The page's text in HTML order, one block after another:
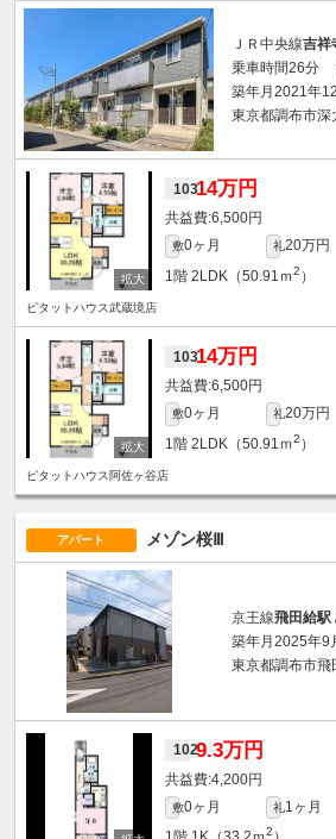
ＪＲ中央線吉祥
乗車時間26分
築年月2021年
東京都調布市深
10314万円
6,500円
敷0ヶ月 礼20万円
1階 2LDK（50.91ｍ2 ）
ピタットハウス武蔵境店
10314万円
6,500円
敷0ヶ月 礼20万円
1階 2LDK（50.91ｍ2 ）
ピタットハウス阿佐ヶ谷店
アパート メゾン桜Ⅲ
京王線飛田給駅
築年月2025年9
東京都調布市飛
1029.3万円
4,200円
敷0ヶ月 礼1ヶ月
2